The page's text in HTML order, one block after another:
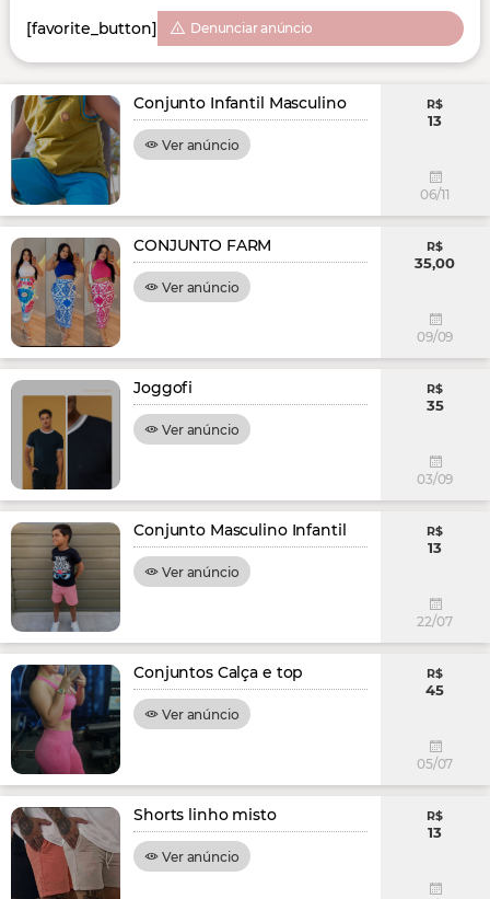
[favorite_button] Denunciar anúncio
Conjunto Infantil Masculino
Ver anúncio
R$
13
06/11
CONJUNTO FARM
Ver anúncio
R$
35,00
09/09
Joggofi
Ver anúncio
R$
35
03/09
Conjunto Masculino Infantil
Ver anúncio
R$
13
22/07
Conjuntos Calça e top
Ver anúncio
R$
45
05/07
Shorts linho misto
Ver anúncio
R$
13